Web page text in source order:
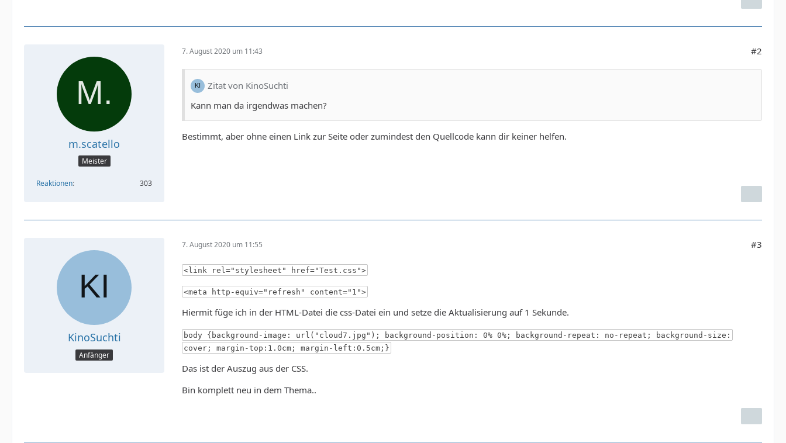
m.scatello
Meister
Reaktionen 303
7. August 2020 um 11:43 #2
Zitat von KinoSuchti
Kann man da irgendwas machen?
Bestimmt, aber ohne einen Link zur Seite oder zumindest den Quellcode kann dir keiner helfen.
KinoSuchti
Anfänger
7. August 2020 um 11:55 #3
<link rel="stylesheet" href="Test.css">
<meta http-equiv="refresh" content="1">
Hiermit füge ich in der HTML-Datei die css-Datei ein und setze die Aktualisierung auf 1 Sekunde.
body {background-image: url("cloud7.jpg"); background-position: 0% 0%; background-repeat: no-repeat; background-size:
cover; margin-top:1.0cm; margin-left:0.5cm;}
Das ist der Auszug aus der CSS.
Bin komplett neu in dem Thema..